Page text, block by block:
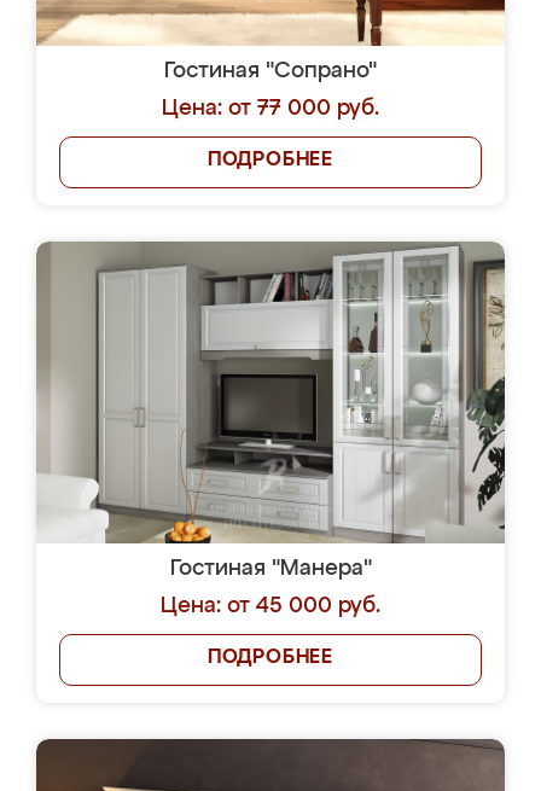
Гостиная "Сопрано"
Цена: от 77 000 руб.
ПОДРОБНЕЕ
Гостиная "Манера"
Цена: от 45 000 руб.
ПОДРОБНЕЕ